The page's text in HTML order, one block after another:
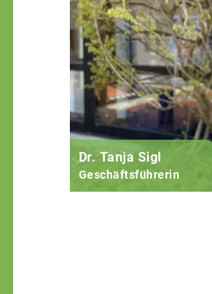
Dr. Tanja Sigl
Geschäftsführerin